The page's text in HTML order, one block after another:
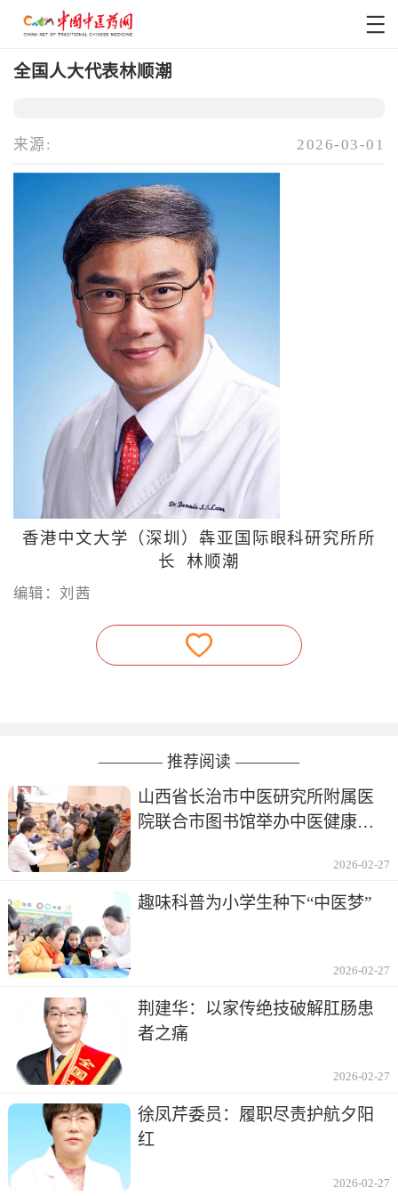
全国人大代表林顺潮
来源: 2026-03-01
香港中文大学（深圳）犇亚国际眼科研究所所
长 林顺潮
编辑：刘茜
———— 推荐阅读 ————
山西省长治市中医研究所附属医
院联合市图书馆举办中医健康讲
2026-02-27
趣味科普为小学生种下“中医梦”
2026-02-27
荆建华：以家传绝技破解肛肠患
者之痛
2026-02-27
徐凤芹委员：履职尽责护航夕阳
红
2026-02-27